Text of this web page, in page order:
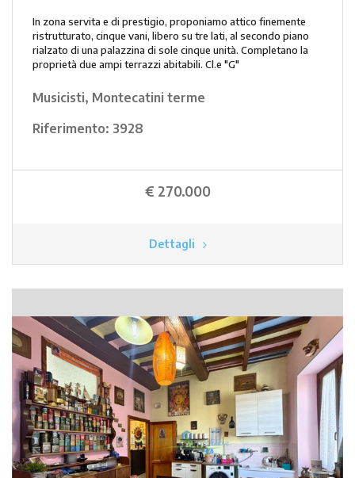
In zona servita e di prestigio, proponiamo attico finemente
ristrutturato, cinque vani, libero su tre lati, al secondo piano
rialzato di una palazzina di sole cinque unità. Completano la
proprietà due ampi terrazzi abitabili. Cl.e "G"
Musicisti, Montecatini terme
Riferimento: 3928
€ 270.000
Dettagli